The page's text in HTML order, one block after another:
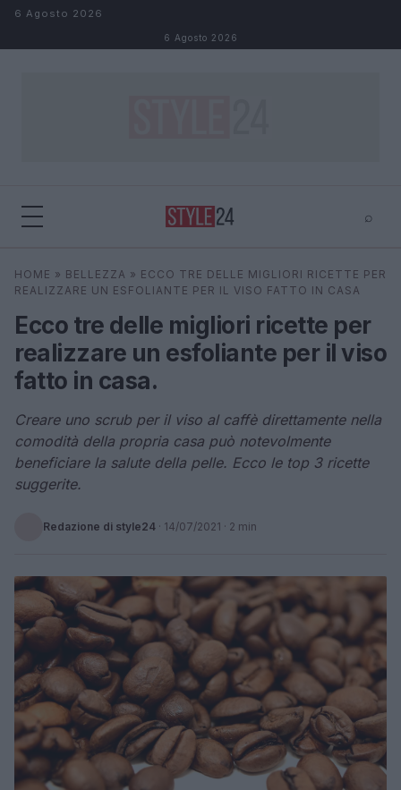
Salta al contenuto
6 Agosto 2026
6 Agosto 2026
⌕
Cerca ⌕ ×
HOME » BELLEZZA » ECCO TRE DELLE MIGLIORI RICETTE PER
REALIZZARE UN ESFOLIANTE PER IL VISO FATTO IN CASA
Ecco tre delle migliori ricette per
realizzare un esfoliante per il viso
fatto in casa.
Creare uno scrub per il viso al caffè direttamente nella
comodità della propria casa può notevolmente
beneficiare la salute della pelle. Ecco le top 3 ricette
suggerite.
Redazione di style24 · 14/07/2021 · 2 min